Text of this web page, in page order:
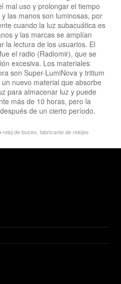
mal uso y prolongar el tiempo
las manos son luminosas, por
cuando la luz subacuática es
y las marcas se amplían
la lectura de los usuarios. El
el radio (Radiomir), que se
excesiva. Los materiales
son Super-LumiNova y tritium
nuevo material que absorbe
para almacenar luz y puede
más de 10 horas, pero la
de un cierto período.
reloj de buceo ,fabricante de relojes